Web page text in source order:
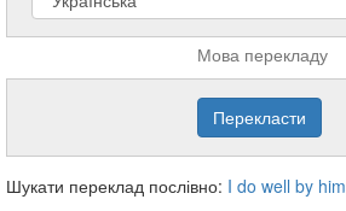
Мова перекладу
Шукати переклад послівно: I do well by him